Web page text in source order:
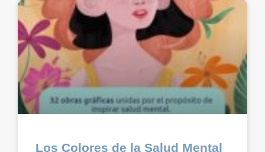
Los Colores de la Salud Mental